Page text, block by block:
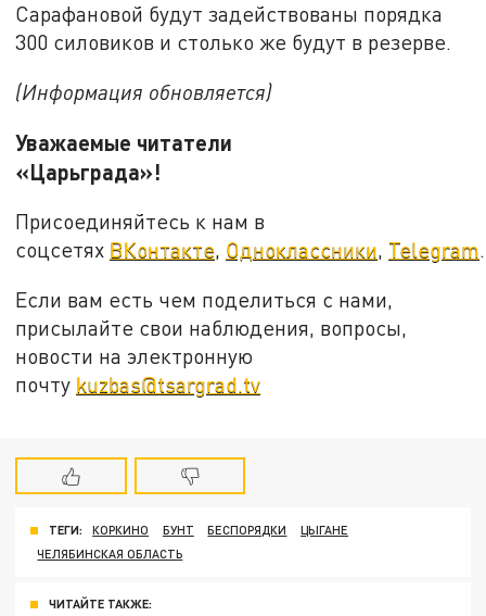
Сарафановой будут задействованы порядка
300 силовиков и столько же будут в резерве.
(Информация обновляется)
Уважаемые читатели
«Царьграда»!
Присоединяйтесь к нам в
соцсетях ВКонтакте, Одноклассники, Telegram.
Если вам есть чем поделиться с нами,
присылайте свои наблюдения, вопросы,
новости на электронную
почту kuzbas@tsargrad.tv
ТЕГИ: КОРКИНО БУНТ БЕСПОРЯДКИ
ЦЫГАНЕ
ЧЕЛЯБИНСКАЯ ОБЛАСТЬ
ЧИТАЙТЕ ТАКЖЕ: